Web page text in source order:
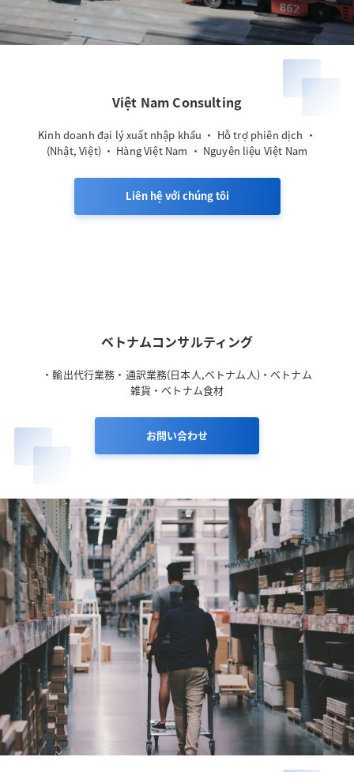
Việt Nam Consulting
・ Kinh doanh đại lý xuất nhập khẩu ・ Hỗ trợ phiên dịch
(Nhật, Việt) ・ Hàng Việt Nam ・ Nguyên liệu Việt Nam
Liên hệ với chúng tôi
ベトナムコンサルティング
・輸出代行業務・通訳業務(日本人,ベトナム人)・ベトナム
雑貨・ベトナム食材
お問い合わせ